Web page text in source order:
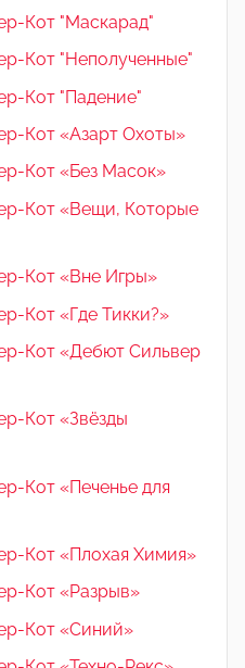
Кот "Маскарад"
Кот "Неполученные"
Кот "Падение"
Кот «Азарт Охоты»
Кот «Без Масок»
Кот «Вещи, Которые
Кот «Вне Игры»
Кот «Где Тикки?»
Кот «Дебют Сильвер
Кот «Звёзды
Кот «Печенье для
Кот «Плохая Химия»
Кот «Разрыв»
Кот «Синий»